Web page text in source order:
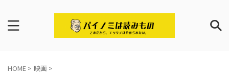
HOME > 映画 >